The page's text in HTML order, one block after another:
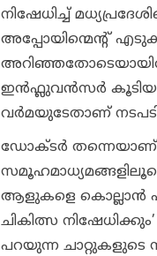
നിഷേധിച്ച്
അപ്പോയിന്മെന്റ്
ഇൻഫ്ലുവൻസർ
വർമയുടേതാണ്
ഡോക്ടർ തന്നെയാണ്
ആളുകളെ കൊല്ലാൻ
ചികിത്സ
പറയുന്ന ചാറ്റുകളുടെ